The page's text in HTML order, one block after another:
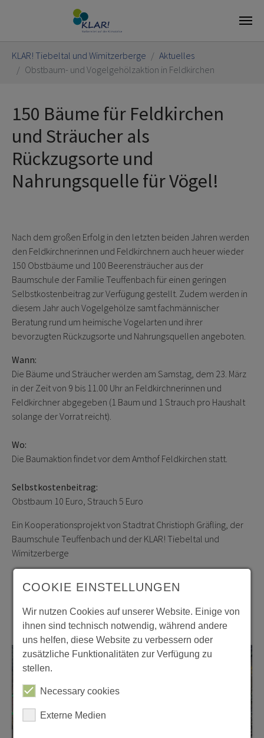
KLAR! Tiebeltal und Wimitzerberge
Aktuelles
Obstbaum- und Vogelgehölzaktion in Feldkirchen
150 Bäume für Feldkirchen
und Sträucher als
Rückzugsorte und
Nahrungsquelle für Vögel!
Nach dem großen Erfolg in den letzten beiden Jahren werden
den Feldkirchnerinnen und Feldkirchnern auch heuer wieder
150 Obstbäume und 100 Beerensträucher aus der
Baumschule der Familie Teuffenbach für einen geringen
Selbstkostenbeitrag zur Verfügung gestellt. Zudem werden in
diesem Jahr auch Vogelgehölze samt fachmännischer
Beratung rund um heimische Vogelarten und ihrer
bevorzugten Rückzugsorte und Nahrungsquellen angeboten.
Wann:
Die Bäume und Sträucher werden am Samstag, dem 23. März
in der Zeit von 9 bis 11.00 Uhr an Feldkirchnerinnen und
Feldkirchner abgegeben (1 Baum und 1 Strauch pro Haushalt
solange der Vorrat reicht).
Wo:
Die Baumaktion findet vor dem Amthof Feldkirchen statt.
Selbstkostenbeitrag:
Obstbaum 10 Euro, Strauch 5 Euro
Ein Kooperationsprojekt von Stadtrat Christioph Gräfling, der
Baumschule Teuffenbach und der KLAR! Tiebeltal und
Wimitzerberge
COOKIE EINSTELLUNGEN
Wir nutzen Cookies auf unserer Website. Einige von
ihnen sind technisch notwendig, während andere
uns helfen, diese Website zu verbessern oder
zusätzliche Funktionalitäten zur Verfügung zu
stellen.
Necessary cookies
Externe Medien